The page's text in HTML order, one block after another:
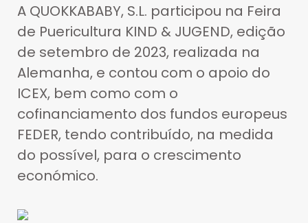
A QUOKKABABY, S.L. participou na Feira
de Puericultura KIND & JUGEND, edição
de setembro de 2023, realizada na
Alemanha, e contou com o apoio do
ICEX, bem como com o
cofinanciamento dos fundos europeus
FEDER, tendo contribuído, na medida
do possível, para o crescimento
económico.